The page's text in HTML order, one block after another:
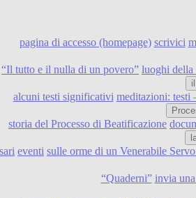
pagina di accesso (homepage) scrivici
“Il tutto e il nulla di un povero” luoghi della
alcuni testi significativi meditazioni: testi
storia del Processo di Beatificazione
eventi sulle orme di un Venerabile
“Quaderni” invia